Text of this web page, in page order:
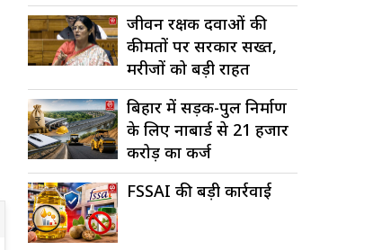
जीवन रक्षक दवाओं की
कीमतों पर सरकार सख्त,
मरीजों को बड़ी राहत
बिहार में सड़क-पुल निर्माण
के लिए नाबार्ड से 21 हजार
करोड़ का कर्ज
FSSAI की बड़ी कार्रवाई